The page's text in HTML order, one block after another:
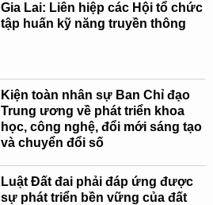
Gia Lai: Liên hiệp các Hội tổ chức
tập huấn kỹ năng truyền thông
Kiện toàn nhân sự Ban Chỉ đạo
Trung ương về phát triển khoa
học, công nghệ, đổi mới sáng tạo
và chuyển đổi số
Luật Đất đai phải đáp ứng được
sự phát triển bền vững của đất